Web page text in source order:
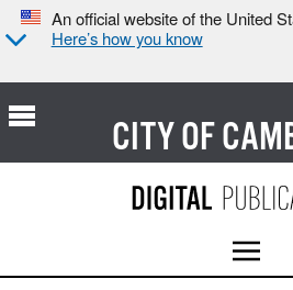
An official website of the United
Here’s how you know
CITY OF